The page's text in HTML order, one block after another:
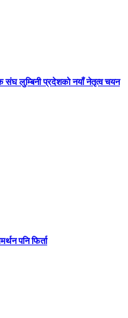
संघ लुम्बिनी प्रदेशको नयाँ नेतृत्व चयन
पनि फिर्ता